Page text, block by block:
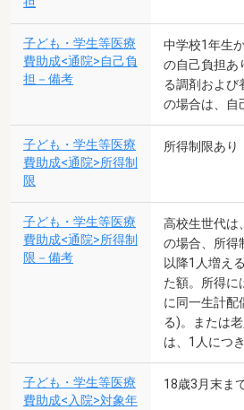
子ども・学生等医療
費助成<通院>自己負
担－備考
中学校1年生
の自己負担あ
る調剤および
の場合は、自
子ども・学生等医療
費助成<通院>所得制
限
所得制限あり
子ども・学生等医療
費助成<通院>所得制
限－備考
高校生世代は
の場合、所得
以降1人増え
た額。所得に
に同一生計配
る)。または
は、1人につ
子ども・学生等医療
費助成<入院>対象年
18歳3月末ま